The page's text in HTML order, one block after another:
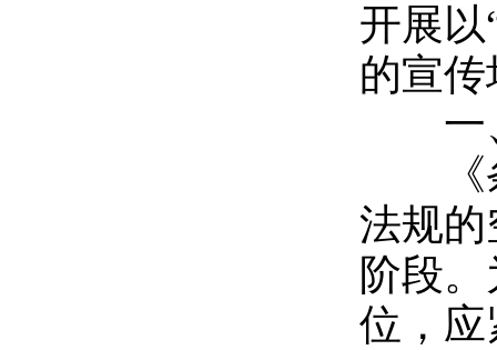
开展
的宣
一
《条
法规
阶段
位，应